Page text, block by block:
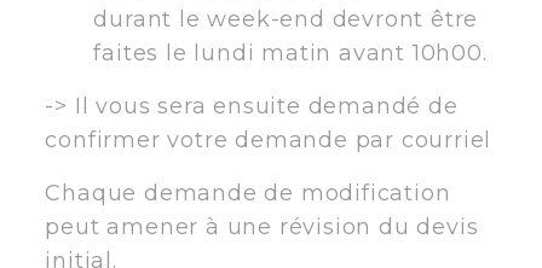
durant le week-end devront être
faites le lundi matin avant 10h00.
-> Il vous sera ensuite demandé de
confirmer votre demande par courriel
Chaque demande de modification
peut amener à une révision du devis
initial.